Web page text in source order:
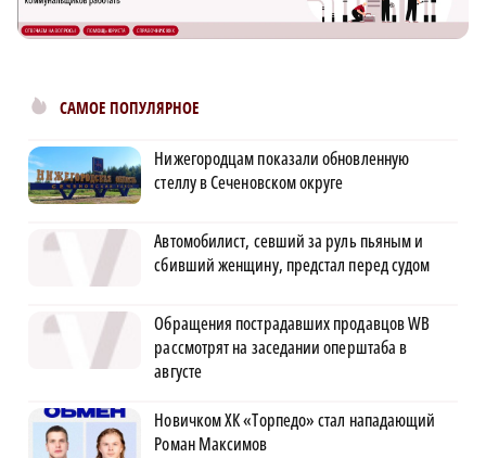
САМОЕ ПОПУЛЯРНОЕ
Нижегородцам показали обновленную
стеллу в Сеченовском округе
Автомобилист, севший за руль пьяным и
сбивший женщину, предстал перед судом
Обращения пострадавших продавцов WB
рассмотрят на заседании оперштаба в
августе
Новичком ХК «Торпедо» стал нападающий
Роман Максимов